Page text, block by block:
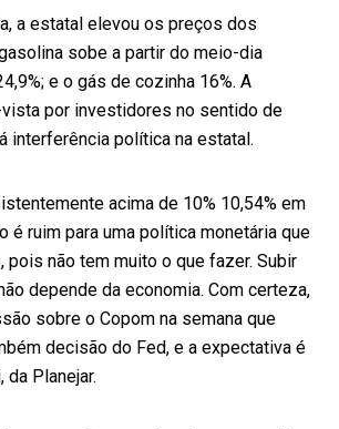
a estatal elevou os preços dos
sobe a partir do meio-dia
e o gás de cozinha 16%. A
por investidores no sentido de
interferência política na estatal.
acima de 10% 10,54% em
é ruim para uma política monetária que
pois não tem muito o que fazer. Subir
depende da economia. Com certeza,
sobre o Copom na semana que
decisão do Fed, e a expectativa é
da Planejar.